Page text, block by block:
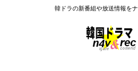
韓ドラの新番組や放送情報をナ